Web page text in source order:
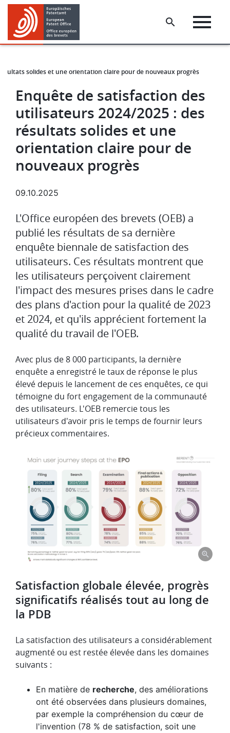
Skip
main
content
Skip
footer
solides et une orientation claire pour de nouveaux progrès
Enquête de satisfaction des
utilisateurs 2024/2025 : des
résultats solides et une
orientation claire pour de
nouveaux progrès
09.10.2025
L'Office européen des brevets (OEB) a
publié les résultats de sa dernière
enquête biennale de satisfaction des
utilisateurs. Ces résultats montrent que
les utilisateurs perçoivent clairement
l'impact des mesures prises dans le cadre
des plans d'action pour la qualité de 2023
et 2024, et qu'ils apprécient fortement la
qualité du travail de l'OEB.
Avec plus de 8 000 participants, la dernière
enquête a enregistré le taux de réponse le plus
élevé depuis le lancement de ces enquêtes, ce qui
témoigne du fort engagement de la communauté
des utilisateurs. L'OEB remercie tous les
utilisateurs d'avoir pris le temps de fournir leurs
précieux commentaires.
Satisfaction globale élevée, progrès
significatifs réalisés tout au long de
la PDB
La satisfaction des utilisateurs a considérablement
augmenté ou est restée élevée dans les domaines
suivants :
En matière de recherche, des améliorations
ont été observées dans plusieurs domaines,
par exemple la compréhension du cœur de
l'invention (78 % de satisfaction, soit une